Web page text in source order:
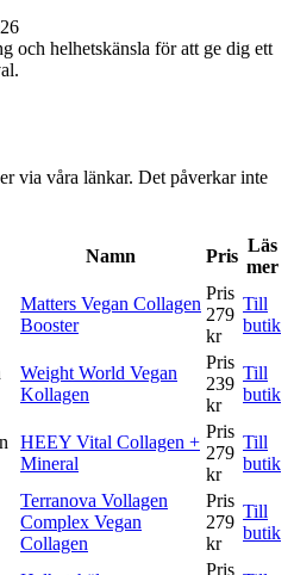
och helhetskänsla för att ge dig ett
via våra länkar. Det påverkar inte
Namn Pris
Läs
mer
Matters Vegan Collagen
Booster
Pris
279
kr
Till
butik
Weight World Vegan
Kollagen
Pris
239
kr
Till
butik
HEEY Vital Collagen +
Mineral
Pris
279
kr
Till
butik
Terranova Vollagen
Complex Vegan
Collagen
Pris
279
kr
Till
butik
Pris